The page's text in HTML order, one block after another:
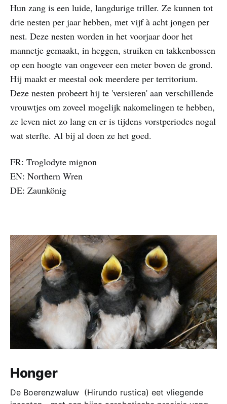
Hun zang is een luide, langdurige triller. Ze kunnen tot
drie nesten per jaar hebben, met vijf à acht jongen per
nest. Deze nesten worden in het voorjaar door het
mannetje gemaakt, in heggen, struiken en takkenbossen
op een hoogte van ongeveer een meter boven de grond.
Hij maakt er meestal ook meerdere per territorium.
Deze nesten probeert hij te 'versieren' aan verschillende
vrouwtjes om zoveel mogelijk nakomelingen te hebben,
ze leven niet zo lang en er is tijdens vorstperiodes nogal
wat sterfte. Al bij al doen ze het goed.
FR: Troglodyte mignon
EN: Northern Wren
DE: Zaunkönig
Honger
De Boerenzwaluw (Hirundo rustica) eet vliegende